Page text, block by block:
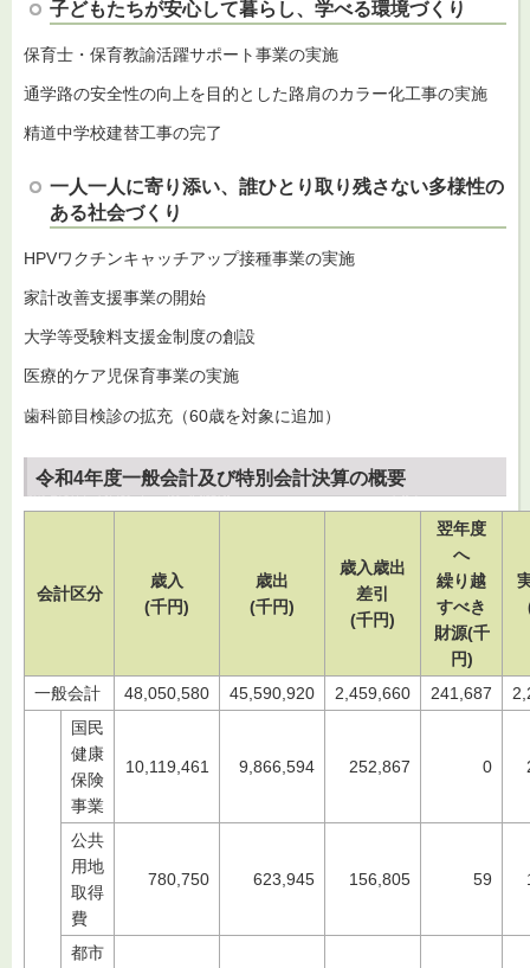
子どもたちが安心して暮らし、学べる環境づくり
保育士・保育教諭活躍サポート事業の実施
通学路の安全性の向上を目的とした路肩のカラー化工事の実施
精道中学校建替工事の完了
一人一人に寄り添い、誰ひとり取り残さない多様性の
ある社会づくり
HPVワクチンキャッチアップ接種事業の実施
家計改善支援事業の開始
大学等受験料支援金制度の創設
医療的ケア児保育事業の実施
歯科節目検診の拡充（60歳を対象に追加）
令和4年度一般会計及び特別会計決算の概要
会計区分
歳入
(千円)
歳出
(千円)
歳入歳出
差引
(千円)
翌年度
へ
繰り越
すべき
財源(千
円)
一般会計 48,050,580 45,590,920 2,459,660 241,687
国民
健康
保険
事業
10,119,461 9,866,594 252,867 0
公共
用地
取得
費
780,750 623,945 156,805 59
都市